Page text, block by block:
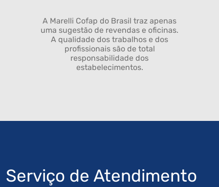
A Marelli Cofap do Brasil traz apenas
uma sugestão de revendas e oficinas.
A qualidade dos trabalhos e dos
profissionais são de total
responsabilidade dos
estabelecimentos.
Serviço de Atendimento